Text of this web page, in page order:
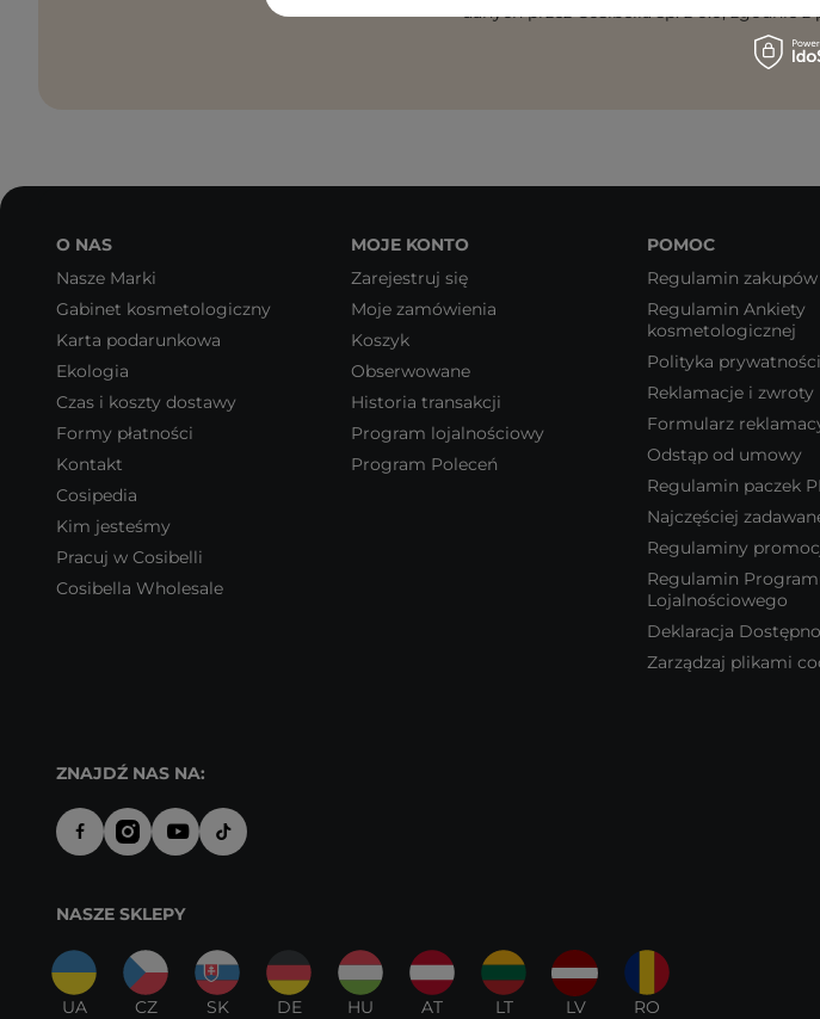
danych przez Cosibella sp. z o.o, zgodnie z
O NAS
Nasze Marki
Gabinet kosmetologiczny
Karta podarunkowa
Ekologia
Czas i koszty dostawy
Formy płatności
Kontakt
Cosipedia
Kim jesteśmy
Pracuj w Cosibelli
Cosibella Wholesale
MOJE KONTO
Zarejestruj się
Moje zamówienia
Koszyk
Obserwowane
Historia transakcji
Program lojalnościowy
Program Poleceń
POMOC
Regulamin zakupów
Regulamin Ankiety
kosmetologicznej
Polityka prywatności
Reklamacje i zwroty
Formularz
Odstąp od umowy
Regulamin paczek
Najczęściej
Regulaminy
Regulamin
Lojalnościowego
Deklaracja
Zarządzaj plikami
ZNAJDŹ NAS NA:
NASZE SKLEPY
UA CZ SK DE HU AT LT LV RO